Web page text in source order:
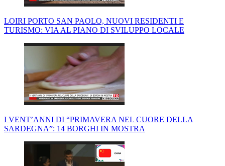
LOIRI PORTO SAN PAOLO, NUOVI RESIDENTI E
TURISMO: VIA AL PIANO DI SVILUPPO LOCALE
I VENT’ANNI DI “PRIMAVERA NEL CUORE DELLA
SARDEGNA”: 14 BORGHI IN MOSTRA